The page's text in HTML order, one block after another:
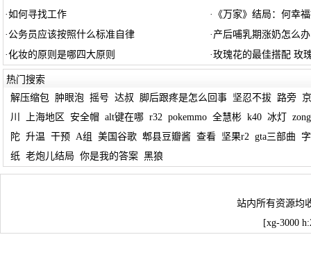
·如何寻找工作 · 《万家》结局：何幸
· 公务员应该按照什么标准自律 · 产后哺乳期涨奶怎么办
·化妆的原则是哪四大原则 ·玫瑰花的最佳搭配 玫
热门搜索
解压缩包
肿眼泡 摇号 达叔 脚后跟疼是怎么回事 坚忍不拔 路旁
川
上海地区 安全帽 alt键在哪 r32 pokemmo 全慧彬 k40 冰灯
zong
陀 升温 干预 A组 美国谷歌 郫县豆瓣酱 查看 坚果r2 gta三部曲
纸 老炮儿结局 你是我的答案 黑狼
站内所有资源均
[xg-3000